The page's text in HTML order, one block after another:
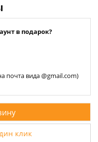
в подарок?
почта вида @gmail.com)
клик